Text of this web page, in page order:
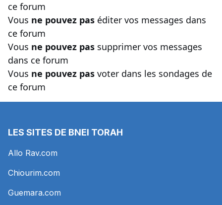
ce forum
Vous ne pouvez pas éditer vos messages dans
ce forum
Vous ne pouvez pas supprimer vos messages
dans ce forum
Vous ne pouvez pas voter dans les sondages de
ce forum
LES SITES DE BNEI TORAH
Allo Rav.com
Chiourim.com
Guemara.com